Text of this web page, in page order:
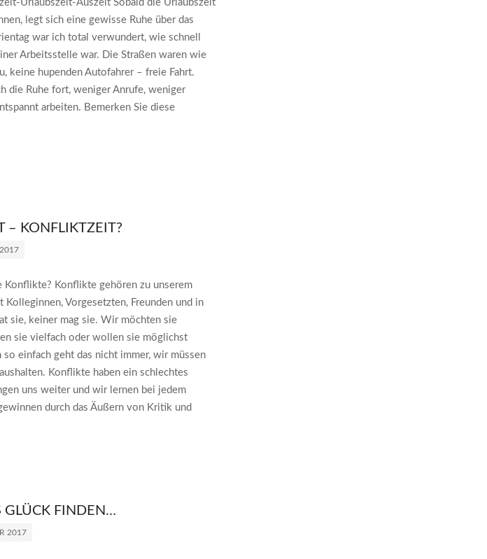
Urlaubszeit-Auszeit Sobald die Urlaubszeit
legt sich eine gewisse Ruhe über das
war ich total verwundert, wie schnell
Arbeitsstelle war. Die Straßen waren wie
keine hupenden Autofahrer – freie Fahrt.
die Ruhe fort, weniger Anrufe, weniger
arbeiten. Bemerken Sie diese
– KONFLIKTZEIT?
Konflikte? Konflikte gehören zu unserem
Kolleginnen, Vorgesetzten, Freunden und in
sie, keiner mag sie. Wir möchten sie
sie vielfach oder wollen sie möglichst
einfach geht das nicht immer, wir müssen
Konflikte haben ein schlechtes
uns weiter und wir lernen bei jedem
durch das Äußern von Kritik und
FINDEN…
2017